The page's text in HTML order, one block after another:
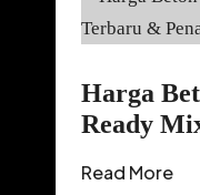
Harga
Ready
Read More